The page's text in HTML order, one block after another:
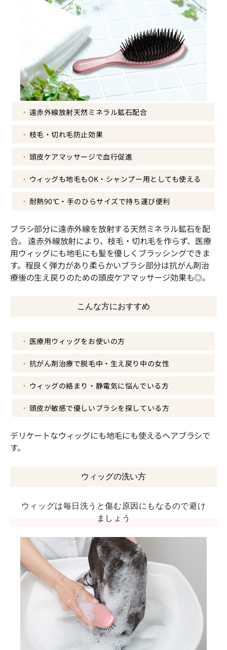
遠赤外線放射天然ミネラル鉱石配合
枝毛・切れ毛防止効果
頭皮ケアマッサージで血行促進
ウィッグも地毛もOK・シャンプー用としても使える
耐熱90℃・手のひらサイズで持ち運び便利
ブラシ部分に遠赤外線を放射する天然ミネラル鉱石を配
合。 遠赤外線放射により、枝毛・切れ毛を作らず、医療
用ウィッグにも地毛にも髪を優しくブラッシングできま
す。程良く弾力があり柔らかいブラシ部分は抗がん剤治
療後の生え戻りのための頭皮ケアマッサージ効果も◎。
こんな方におすすめ
医療用ウィッグをお使いの方
抗がん剤治療で脱毛中・生え戻り中の女性
ウィッグの絡まり・静電気に悩んでいる方
頭皮が敏感で優しいブラシを探している方
デリケートなウィッグにも地毛にも使えるヘアブラシで
す。
ウィッグの洗い方
ウィッグは毎日洗うと傷む原因にもなるので避け
ましょう